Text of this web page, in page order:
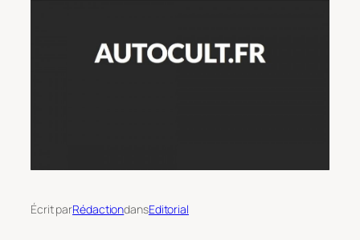
Écrit parRédactiondansEditorial